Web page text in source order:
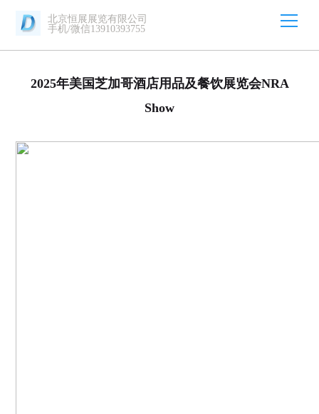
北京恒展展览有限公司
手机/微信13910393755
2025年美国芝加哥酒店用品及餐饮展览会NRA
Show